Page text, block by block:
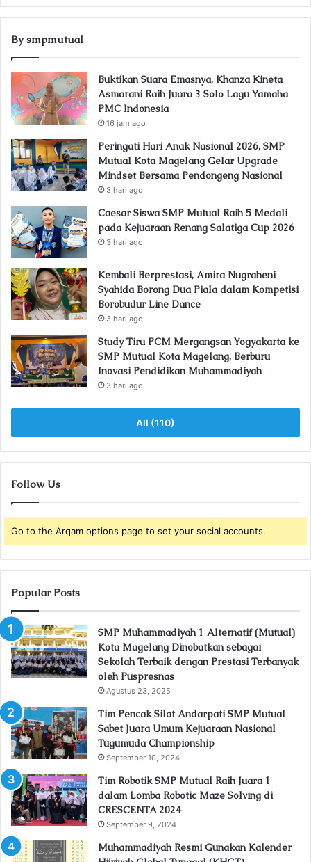
By smpmutual
Buktikan Suara Emasnya, Khanza Kineta
Asmarani Raih Juara 3 Solo Lagu Yamaha
PMC Indonesia
16 jam ago
Peringati Hari Anak Nasional 2026, SMP
Mutual Kota Magelang Gelar Upgrade
Mindset Bersama Pendongeng Nasional
3 hari ago
Caesar Siswa SMP Mutual Raih 5 Medali
pada Kejuaraan Renang Salatiga Cup 2026
3 hari ago
Kembali Berprestasi, Amira Nugraheni
Syahida Borong Dua Piala dalam Kompetisi
Borobudur Line Dance
3 hari ago
Study Tiru PCM Mergangsan Yogyakarta ke
SMP Mutual Kota Magelang, Berburu
Inovasi Pendidikan Muhammadiyah
3 hari ago
All (110)
Follow Us
Go to the Arqam options page to set your social accounts.
Popular Posts
SMP Muhammadiyah 1 Alternatif (Mutual)
Kota Magelang Dinobatkan sebagai
Sekolah Terbaik dengan Prestasi Terbanyak
oleh Puspresnas
Agustus 23, 2025
Tim Pencak Silat Andarpati SMP Mutual
Sabet Juara Umum Kejuaraan Nasional
Tugumuda Championship
September 10, 2024
Tim Robotik SMP Mutual Raih Juara 1
dalam Lomba Robotic Maze Solving di
CRESCENTA 2024
September 9, 2024
Muhammadiyah Resmi Gunakan Kalender